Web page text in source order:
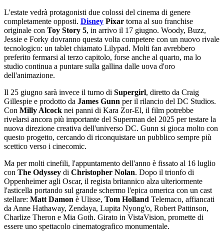
L'estate vedrà protagonisti due colossi del cinema di genere
completamente opposti. Disney Pixar torna al suo franchise
originale con Toy Story 5, in arrivo il 17 giugno. Woody, Buzz,
Jessie e Forky dovranno questa volta competere con un nuovo rivale
tecnologico: un tablet chiamato Lilypad. Molti fan avrebbero
preferito fermarsi al terzo capitolo, forse anche al quarto, ma lo
studio continua a puntare sulla gallina dalle uova d'oro
dell'animazione.
Il 25 giugno sarà invece il turno di Supergirl, diretto da Craig
Gillespie e prodotto da James Gunn per il rilancio del DC Studios.
Con Milly Alcock nei panni di Kara Zor-El, il film potrebbe
rivelarsi ancora più importante del Superman del 2025 per testare la
nuova direzione creativa dell'universo DC. Gunn si gioca molto con
questo progetto, cercando di riconquistare un pubblico sempre più
scettico verso i cinecomic.
Ma per molti cinefili, l'appuntamento dell'anno è fissato al 16 luglio
con The Odyssey di Christopher Nolan. Dopo il trionfo di
Oppenheimer agli Oscar, il regista britannico alza ulteriormente
l'asticella portando sul grande schermo l'epica omerica con un cast
stellare: Matt Damon è Ulisse, Tom Holland Telemaco, affiancati
da Anne Hathaway, Zendaya, Lupita Nyong'o, Robert Pattinson,
Charlize Theron e Mia Goth. Girato in VistaVision, promette di
essere uno spettacolo cinematografico monumentale.